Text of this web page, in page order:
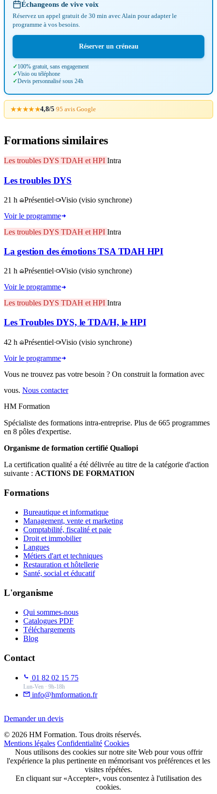
Échangeons de vive voix
Réservez un appel gratuit de 30 min avec Alain pour adapter le
programme à vos besoins.
Réserver un créneau
100% gratuit, sans engagement
Visio ou téléphone
Devis personnalisé sous 24h
★★★★★4,8/5·95 avis Google
Formations similaires
Les troubles DYS TDAH et HPI Intra
Les troubles DYS
21 h Présentiel· Visio (visio synchrone)
Voir le programme
Les troubles DYS TDAH et HPI Intra
La gestion des émotions TSA TDAH HPI
21 h Présentiel· Visio (visio synchrone)
Voir le programme
Les troubles DYS TDAH et HPI Intra
Les Troubles DYS, le TDA/H, le HPI
42 h Présentiel· Visio (visio synchrone)
Voir le programme
Vous ne trouvez pas votre besoin ? On construit la formation avec
vous. Nous contacter
HM Formation
Spécialiste des formations intra-entreprise. Plus de 665 programmes
en 8 pôles d'expertise.
Organisme de formation certifié Qualiopi
La certification qualité a été délivrée au titre de la catégorie d'action
suivante : ACTIONS DE FORMATION
Formations
Bureautique et informatique
Management, vente et marketing
Comptabilité, fiscalité et paie
Droit et immobilier
Langues
Métiers d'art et techniques
Restauration et hôtellerie
Santé, social et éducatif
L'organisme
Qui sommes-nous
Catalogues PDF
Téléchargements
Blog
Contact
01 82 02 15 75
Lun-Ven · 9h-18h
info@hmformation.fr
Demander un devis
© 2026 HM Formation. Tous droits réservés.
Mentions légales Confidentialité Cookies
Nous utilisons des cookies sur notre site Web pour vous offrir
l'expérience la plus pertinente en mémorisant vos préférences et les
visites répétées.
En cliquant sur «Accepter», vous consentez à l'utilisation des
cookies.